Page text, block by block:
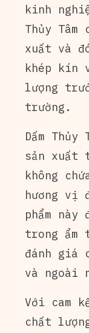
kinh
Thủy
xuất và
khép kín
lượng
trường.
Dấm
sản xuất
không
hương vị
phẩm
trong ẩm
đánh giá
và ngoài
Với cam
chất